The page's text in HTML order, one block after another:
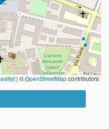
| ©OpenStreetMapcontributors